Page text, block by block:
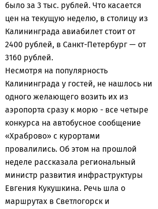
было за 3 тыс. рублей. Что касается
цен на текущую неделю, в столицу из
Калининграда авиабилет стоит от
2400 рублей, в Санкт-Петербург — от
3160 рублей.
Несмотря на популярность
Калининграда у гостей, не нашлось ни
одного желающего возить их из
аэропорта сразу к морю - все четыре
конкурса на автобусное сообщение
«Храброво» с курортами
провалились. Об этом на прошлой
неделе рассказала региональный
министр развития инфраструктуры
Евгения Кукушкина. Речь шла о
маршрутах в Светлогорск и